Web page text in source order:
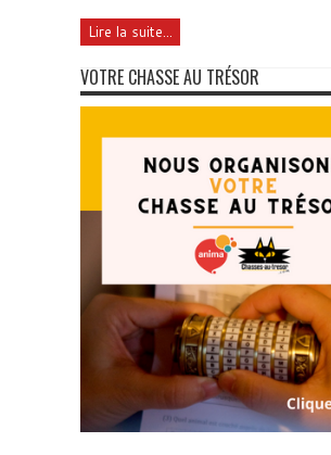
Lire la suite...
VOTRE CHASSE AU TRÉSOR